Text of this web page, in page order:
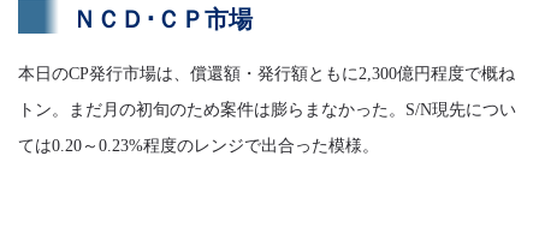
ＮＣＤ･ＣＰ市場
本日のCP発行市場は、償還額・発行額ともに2,300億円程度で概ね
トン。まだ月の初旬のため案件は膨らまなかった。S/N現先につい
ては0.20～0.23%程度のレンジで出合った模様。